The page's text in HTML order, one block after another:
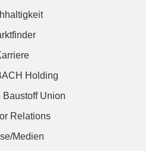
Holding
Baustoff Union
Relations
Medien